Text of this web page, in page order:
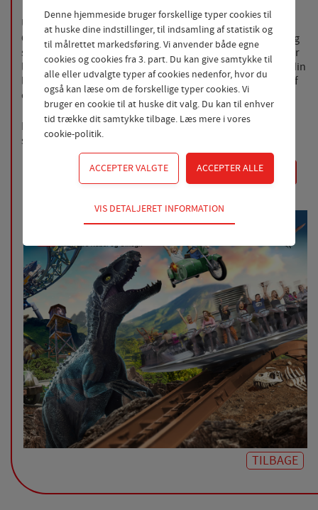
Uanset om I vælger Randers Regnskov, Bonbon-land,
Givskud Zooeller en helt fjerde forlystelsespark, er en ting
sikker: I vil forlade stedet med et smil på læben, minder for
livet og en følelse af glæde og samhørighed. Danmark er din
legeplads, og Sparekassen inviterer dig til at blive en del af
dette magiske univers af sjov og hygge.
Billetterne sælges af Mehrwerk ApS gennem en website,
som de administrerer.
KLIK HER
TILBAGE
Denne hjemmeside bruger forskellige typer cookies til
at huske dine indstillinger, til indsamling af statistik og
til målrettet markedsføring. Vi anvender både egne
cookies og cookies fra 3. part. Du kan give samtykke til
alle eller udvalgte typer af cookies nedenfor, hvor du
også kan læse om de forskellige typer cookies. Vi
bruger en cookie til at huske dit valg. Du kan til enhver
tid trække dit samtykke tilbage. Læs mere ivores
cookie-politik.
Teknisk
Tekniske cookies er nødvendige for hjemmesidens
adgangskontrol samt indkøbskurv og kan derfor ikke
fravælges.
Statistik
Statistik-cookies bruges til at optimere design,
brugervenlighed og effektiviteten af en hjemmeside.
Fx ved at indsamle besøgsstatistik om antal besøg og
hvordan hjemmesiden bruges.
Personalisering
Personaliserings-cookies (tracking-cookies) indsamler
brugerens digitale fodspor på tværs af flere
hjemmesider og registrerer, hvad brugeren
personalisere indholdet på en hjemmeside - dvs. vise
VIS DETALJERET INFORMATION